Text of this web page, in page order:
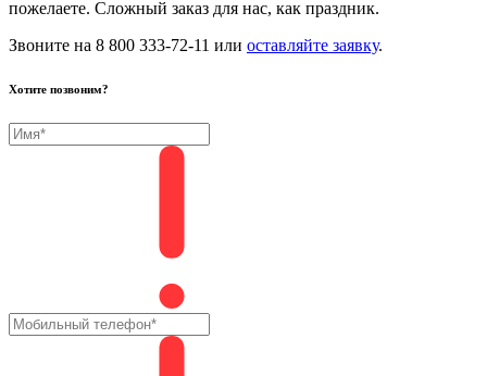
пожелаете. Сложный заказ для нас, как праздник.
Звоните на 8 800 333-72-11 или оставляйте заявку.
Хотите позвоним?